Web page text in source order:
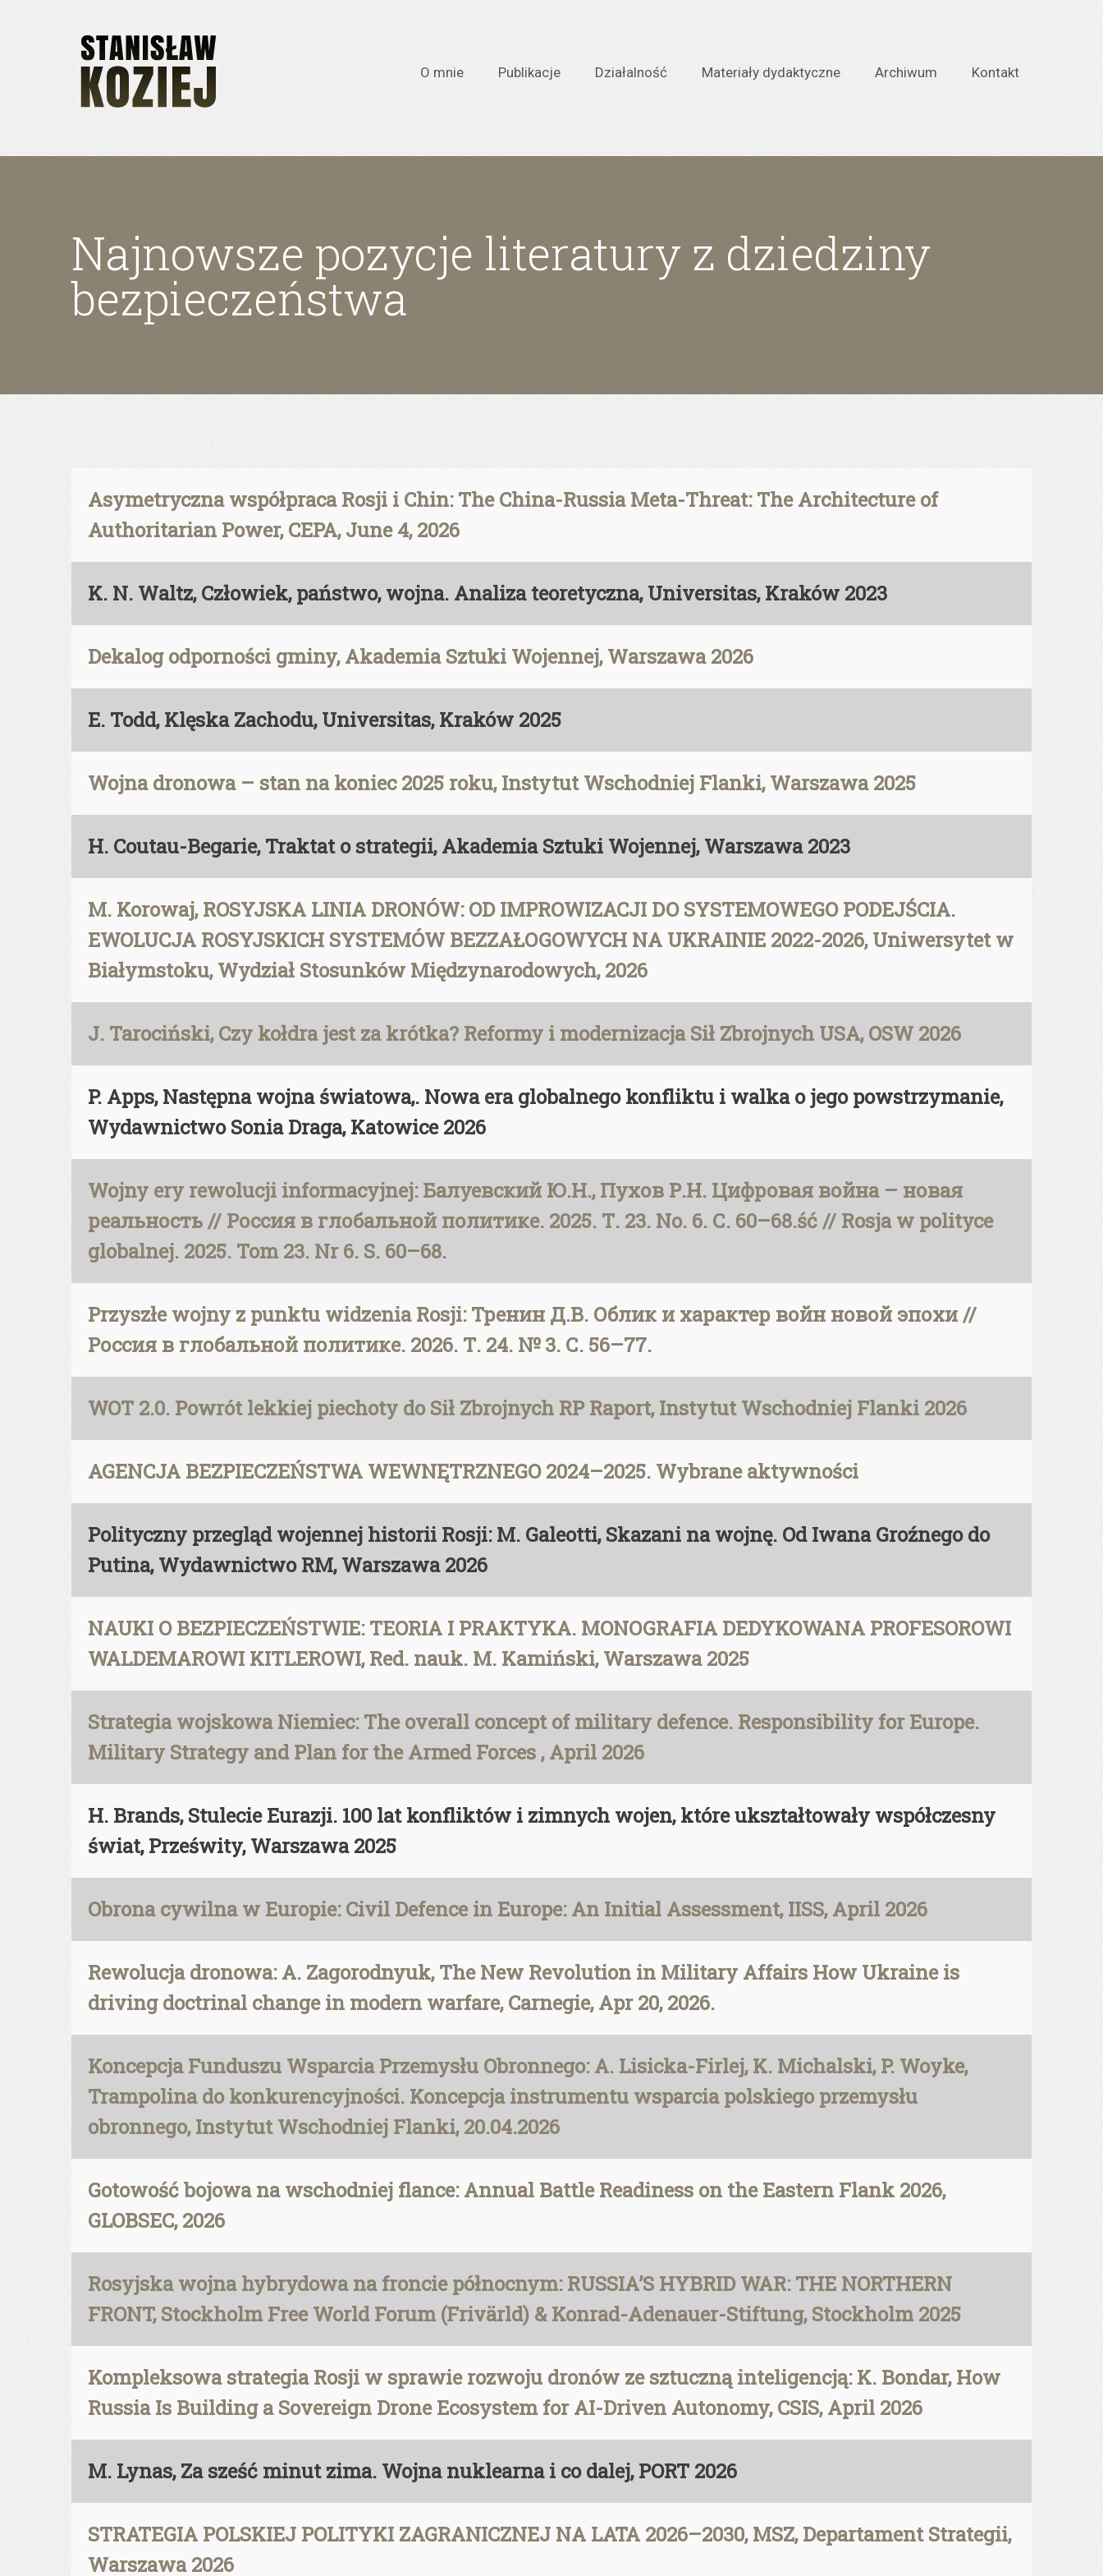
O mnie Publikacje Działalność Materiały dydaktyczne Archiwum Kontakt
Najnowsze pozycje literatury z dziedziny
bezpieczeństwa
Asymetryczna współpraca Rosji i Chin: The China-Russia Meta-Threat: The Architecture of
Authoritarian Power, CEPA, June 4, 2026
K. N. Waltz, Człowiek, państwo, wojna. Analiza teoretyczna, Universitas, Kraków 2023
Dekalog odporności gminy, Akademia Sztuki Wojennej, Warszawa 2026
E. Todd, Klęska Zachodu, Universitas, Kraków 2025
Wojna dronowa – stan na koniec 2025 roku, Instytut Wschodniej Flanki, Warszawa 2025
H. Coutau-Begarie, Traktat o strategii, Akademia Sztuki Wojennej, Warszawa 2023
M. Korowaj, ROSYJSKA LINIA DRONÓW: OD IMPROWIZACJI DO SYSTEMOWEGO PODEJŚCIA.
EWOLUCJA ROSYJSKICH SYSTEMÓW BEZZAŁOGOWYCH NA UKRAINIE 2022-2026, Uniwersytet w
Białymstoku, Wydział Stosunków Międzynarodowych, 2026
J. Tarociński, Czy kołdra jest za krótka? Reformy i modernizacja Sił Zbrojnych USA, OSW 2026
P. Apps, Następna wojna światowa,. Nowa era globalnego konfliktu i walka o jego powstrzymanie,
Wydawnictwo Sonia Draga, Katowice 2026
Wojny ery rewolucji informacyjnej: Балуевский Ю.Н., Пухов Р.Н. Цифровая война – новая
реальность // Россия в глобальной политике. 2025. Т. 23. No. 6. С. 60–68.ść // Rosja w polityce
globalnej. 2025. Tom 23. Nr 6. S. 60–68.
Przyszłe wojny z punktu widzenia Rosji: Тренин Д.В. Облик и характер войн новой эпохи //
Россия в глобальной политике. 2026. Т. 24. № 3. С. 56–77.
WOT 2.0. Powrót lekkiej piechoty do Sił Zbrojnych RP Raport, Instytut Wschodniej Flanki 2026
AGENCJA BEZPIECZEŃSTWA WEWNĘTRZNEGO 2024–2025. Wybrane aktywności
Polityczny przegląd wojennej historii Rosji: M. Galeotti, Skazani na wojnę. Od Iwana Groźnego do
Putina, Wydawnictwo RM, Warszawa 2026
NAUKI O BEZPIECZEŃSTWIE: TEORIA I PRAKTYKA. MONOGRAFIA DEDYKOWANA PROFESOROWI
WALDEMAROWI KITLEROWI, Red. nauk. M. Kamiński, Warszawa 2025
Strategia wojskowa Niemiec: The overall concept of military defence. Responsibility for Europe.
Military Strategy and Plan for the Armed Forces , April 2026
H. Brands, Stulecie Eurazji. 100 lat konfliktów i zimnych wojen, które ukształtowały współczesny
świat, Prześwity, Warszawa 2025
Obrona cywilna w Europie: Civil Defence in Europe: An Initial Assessment, IISS, April 2026
Rewolucja dronowa: A. Zagorodnyuk, The New Revolution in Military Affairs How Ukraine is
driving doctrinal change in modern warfare, Carnegie, Apr 20, 2026.
Koncepcja Funduszu Wsparcia Przemysłu Obronnego: A. Lisicka-Firlej, K. Michalski, P. Woyke,
Trampolina do konkurencyjności. Koncepcja instrumentu wsparcia polskiego przemysłu
obronnego, Instytut Wschodniej Flanki, 20.04.2026
Gotowość bojowa na wschodniej flance: Annual Battle Readiness on the Eastern Flank 2026,
GLOBSEC, 2026
Rosyjska wojna hybrydowa na froncie północnym: RUSSIA’S HYBRID WAR: THE NORTHERN
FRONT, Stockholm Free World Forum (Frivärld) & Konrad-Adenauer-Stiftung, Stockholm 2025
Kompleksowa strategia Rosji w sprawie rozwoju dronów ze sztuczną inteligencją: K. Bondar, How
Russia Is Building a Sovereign Drone Ecosystem for AI-Driven Autonomy, CSIS, April 2026
M. Lynas, Za sześć minut zima. Wojna nuklearna i co dalej, PORT 2026
STRATEGIA POLSKIEJ POLITYKI ZAGRANICZNEJ NA LATA 2026–2030, MSZ, Departament Strategii,
Warszawa 2026